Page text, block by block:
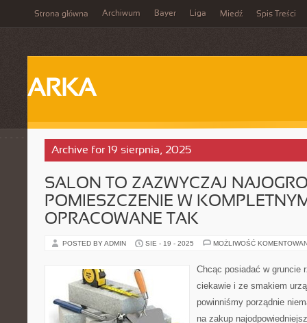
Strona główna Archiwum Bayer Liga Miedź Spis Treści
ARKA
Archive for 19 sierpnia, 2025
SALON TO ZAZWYCZAJ
POMIESZCZENIE W
OPRACOWANE TAK
POSTED BY ADMIN SIE - 19 - 2025 MOŻLIWOŚĆ
Chcąc posiadać w gruncie
ciekawie i ze smakiem
powinniśmy porządnie
na zakup